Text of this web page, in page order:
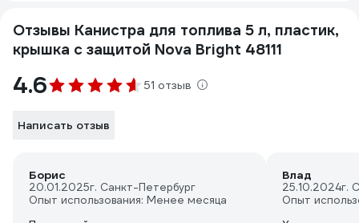
Отзывы Канистра для топлива 5 л, пластик,
крышка с защитой Nova Bright 48111
4.6 51 отзыв
Написать отзыв
Борис
20.01.2025г. Санкт-Петербург
Опыт использования: Менее месяца
Влад
25.10.2024г.
Опыт